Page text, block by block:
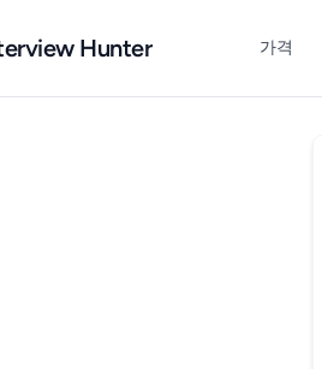
Hunter 가격